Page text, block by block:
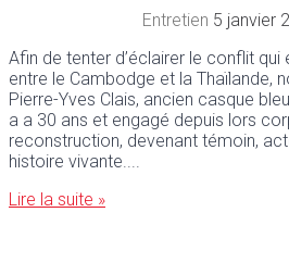
Entretien 5 janvier
Afin de tenter d’éclairer le conflit
entre le Cambodge et la Thaïlande,
Pierre-Yves Clais, ancien casque
a a 30 ans et engagé depuis lors
reconstruction, devenant témoin,
histoire vivante.
Lire la suite »